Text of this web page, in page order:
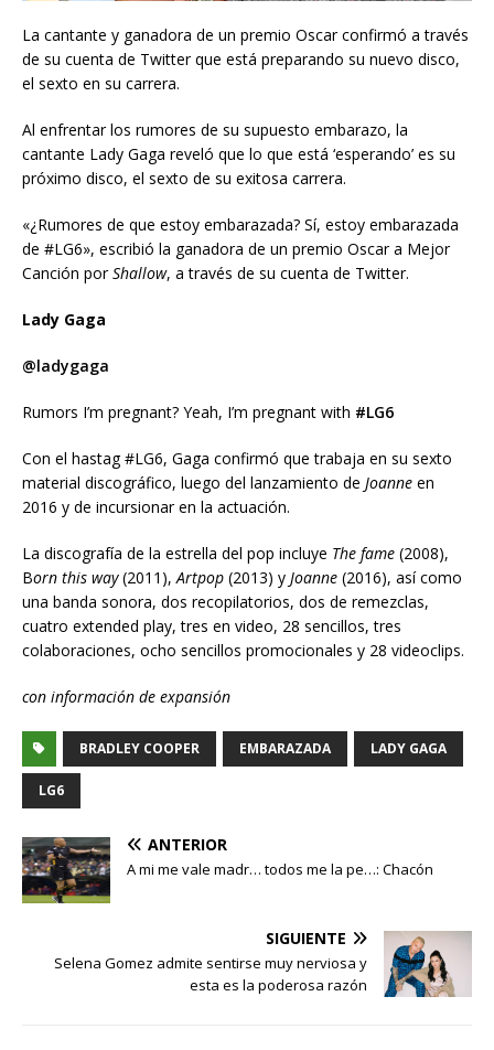
La cantante y ganadora de un premio Oscar confirmó a través
de su cuenta de Twitter que está preparando su nuevo disco,
el sexto en su carrera.
Al enfrentar los rumores de su supuesto embarazo, la
cantante Lady Gaga reveló que lo que está ‘esperando’ es su
próximo disco, el sexto de su exitosa carrera.
«¿Rumores de que estoy embarazada? Sí, estoy embarazada
de #LG6», escribió la ganadora de un premio Oscar a Mejor
Canción porShallow, a través de su cuenta de Twitter.
Lady Gaga
@ladygaga
Rumors I’m pregnant? Yeah, I’m pregnant with #LG6
Con el hastag #LG6, Gaga confirmó que trabaja en su sexto
material discográfico, luego del lanzamiento de Joanne en
2016 y de incursionar en la actuación.
La discografía de la estrella del pop incluye The fame (2008),
Born this way(2011), Artpop (2013) y Joanne (2016), así como
una banda sonora, dos recopilatorios, dos de remezclas,
cuatro extended play, tres en video, 28 sencillos, tres
colaboraciones, ocho sencillos promocionales y 28 videoclips.
con información de expansión
BRADLEY COOPER EMBARAZADA LADY GAGA
LG6
ANTERIOR
A mi me vale madr… todos me la pe…: Chacón
SIGUIENTE
Selena Gomez admite sentirse muy nerviosa y
esta es la poderosa razón